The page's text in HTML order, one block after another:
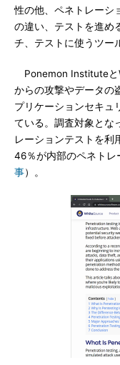
性の他、ペネトレーシ
の違い、テストを進め
チ、テストに使うツー
Ponemon Instituteと
からの攻撃やデータの
プリケーションセキュ
ている。調査対象とな
レーションテストを利
46％が内部のペネトレ
事）。